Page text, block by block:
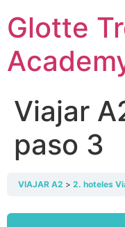
to
content
Glotte
Viajar
paso 3
VIAJAR A2 2. hoteles